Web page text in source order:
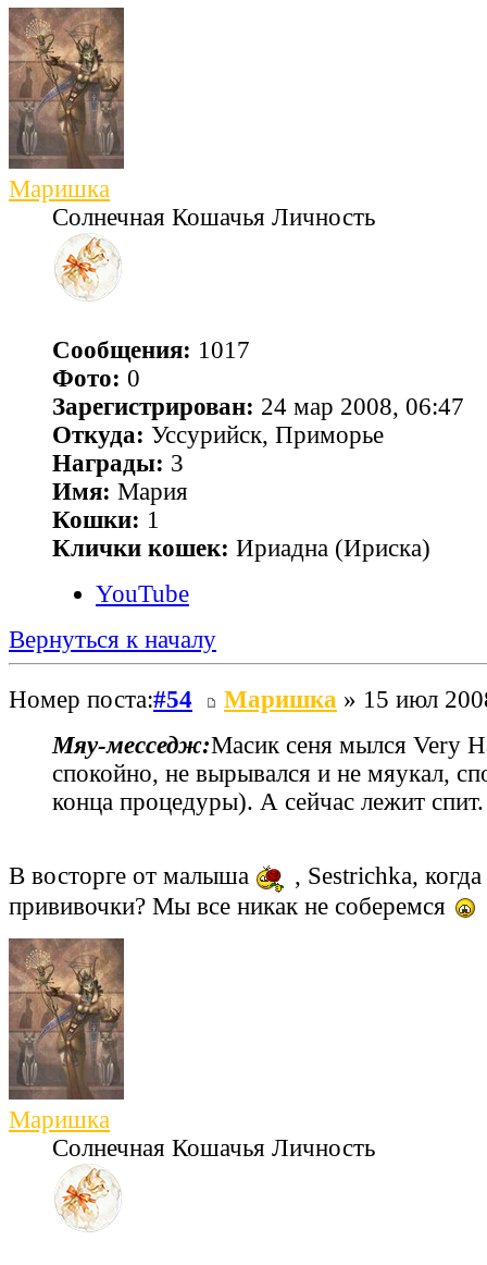
Маришка
Солнечная Кошачья Личность
Сообщения: 1017
Фото: 0
Зарегистрирован: 24 мар 2008, 06:47
Откуда: Уссурийск, Приморье
Награды: 3
Имя: Мария
Кошки: 1
Клички кошек: Ириадна (Ириска)
YouTube
Вернуться к началу
Номер поста:#54 Маришка » 15 июл
Мяу‑месседж:Масик сеня мылся Very
спокойно, не вырывался и не мяукал,
конца процедуры). А сейчас лежит спит.
В восторге от малыша
, Sestrichka,
прививочки? Мы все никак не соберемся
Маришка
Солнечная Кошачья Личность